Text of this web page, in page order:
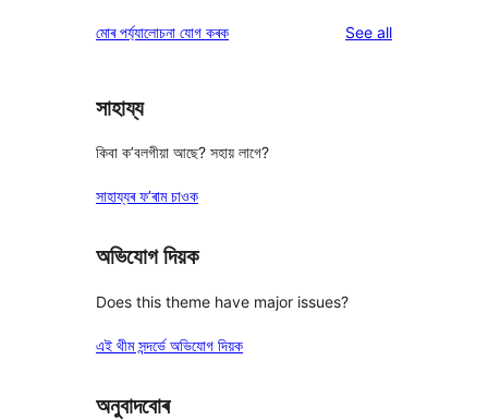
review
star
মোৰ পৰ্য্যালোচনা যোগ কৰক See allreviews
সাহায্য
কিবা ক’বলগীয়া আছে? সহায় লাগে?
সাহায্যৰ ফ’ৰাম চাওক
অভিযোগ দিয়ক
Does this theme have major issues?
এই থীম সন্দৰ্ভে অভিযোগ দিয়ক
অনুবাদবোৰ